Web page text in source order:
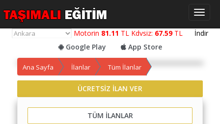
Motorin 81.11 TL Kdvsiz: 67.59TL İndir
Google Play
App Store
Yol
Maliyet
Ana Sayfa İlanlar Tüm İlanlar
ÜCRETSİZ İLAN VER
TÜM İLANLAR